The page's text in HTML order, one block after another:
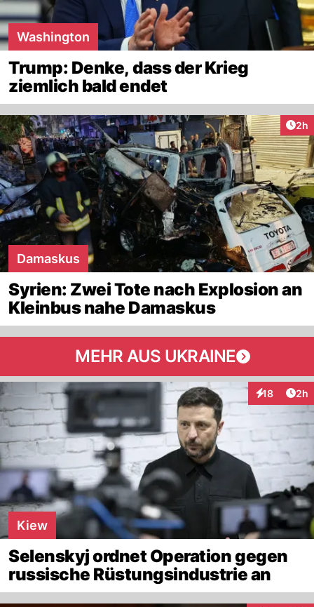
Washington
Trump: Denke, dass der Krieg
ziemlich bald endet
2h
Damaskus
Syrien: Zwei Tote nach Explosion an
Kleinbus nahe Damaskus
MEHR AUS UKRAINE
18
Interaktionen
2h
Kiew
Selenskyj ordnet Operation gegen
russische Rüstungsindustrie an